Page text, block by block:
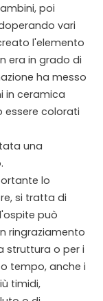
poi
vari
l'elemento
era in grado di
ha messo
in ceramica
essere colorati
una
lo
si tratta di
può
ringraziamento
struttura o per i
tempo, anche i
timidi,